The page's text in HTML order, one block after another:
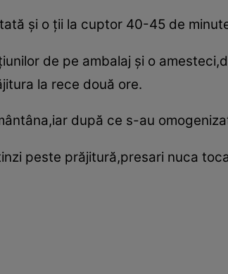
şi o ţii la cuptor 40-45 de
de pe ambalaj şi o
la rece două ore.
după ce s-au
peste prăjitură,presari nuca